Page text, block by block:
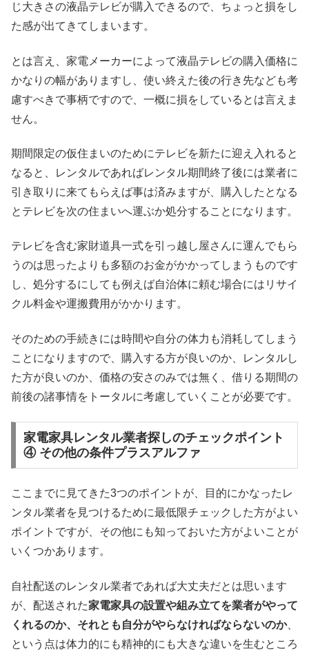
じ大きさの液晶テレビが購入できるので、ちょっと損をし
た感が出てきてしまいます。
とは言え、家電メーカーによって液晶テレビの購入価格に
かなりの幅がありますし、使い終えた後の行き先なども考
慮すべきで事柄ですので、一概に損をしているとは言えま
せん。
期間限定の仮住まいのためにテレビを新たに迎え入れると
なると、レンタルであればレンタル期間終了後には業者に
引き取りに来てもらえば事は済みますが、購入したとなる
とテレビを次の住まいへ運ぶか処分することになります。
テレビを含む家財道具一式を引っ越し屋さんに運んでもら
うのは思ったよりも多額のお金がかかってしまうものです
し、処分するにしても例えば自治体に頼む場合にはリサイ
クル料金や運搬費用がかかります。
そのための手続きには時間や自分の体力も消耗してしまう
ことになりますので、購入する方が良いのか、レンタルし
た方が良いのか、価格の安さのみでは無く、借りる期間の
前後の諸事情をトータルに考慮していくことが必要です。
家電家具レンタル業者探しのチェックポイント
④ その他の条件プラスアルファ
ここまでに見てきた3つのポイントが、目的にかなったレ
ンタル業者を見つけるために最低限チェックした方がよい
ポイントですが、その他にも知っておいた方がよいことが
いくつかあります。
自社配送のレンタル業者であれば大丈夫だとは思います
が、配送された家電家具の設置や組み立てを業者がやって
くれるのか、それとも自分がやらなければならないのか、
という点は体力的にも精神的にも大きな違いを生むところ